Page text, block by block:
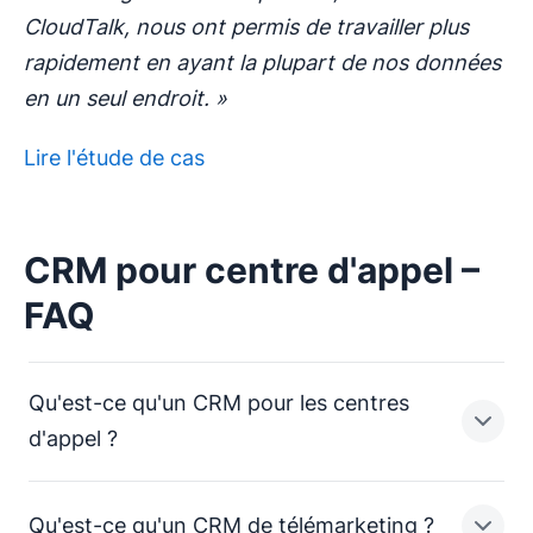
CloudTalk, nous ont permis de travailler plus
rapidement en ayant la plupart de nos données
en un seul endroit. »
Lire l'étude de cas
CRM pour centre d'appel –
FAQ
Qu'est-ce qu'un CRM pour les centres
d'appel ?
Qu'est-ce qu'un CRM de télémarketing ?